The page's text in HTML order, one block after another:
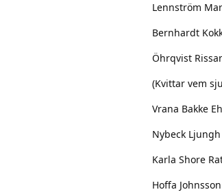
Lennström
Bernhardt
Öhrqvist
(Kvittar vem
Vrana Bakke
Nybeck Ljungh
Karla Shore
Hoffa